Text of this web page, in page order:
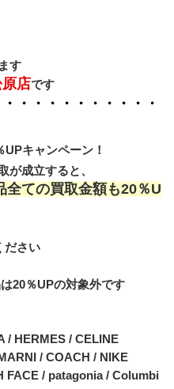
す
店です
・・・・・・・・・・
キャンペーン！
が成立すると、
全ての買取金額も20％U
ださい
20％UPの対象外です
/ HERMES / CELINE
/ COACH / NIKE
FACE / patagonia / Columbi